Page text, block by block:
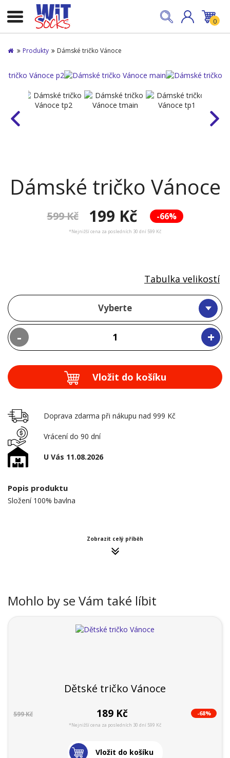
0
Produkty Dámské tričko Vánoce
Dámské tričko Vánoce
-66%
599 Kč 199 Kč
*Nejnižší cena za posledních 30 dní 599 Kč
Vyberte
- +
Tabulka velikostí
Vložit do košíku
Doprava zdarma při nákupu nad 999 Kč
Vrácení do 90 dní
U Vás 11.08.2026
Popis produktu
Složení 100% bavlna
Zobrazit celý příběh
Mohlo by se Vám také líbit
Dětské tričko Vánoce
599 Kč 189 Kč -68%
*Nejnižší cena za posledních 30 dní 599 Kč
Vložit do košíku